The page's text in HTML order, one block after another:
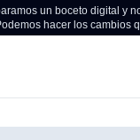
un boceto digital y
hacer los cambios